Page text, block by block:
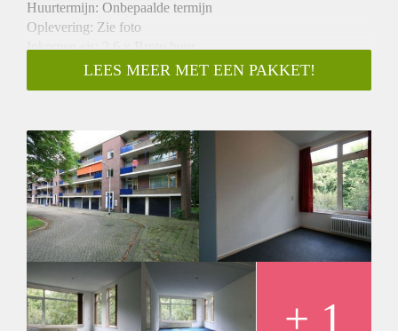
Huurtermijn: Onbepaalde termijn
Oplevering: Zie foto
Inkomen eis: 2,6 x Bruto huur
Garantiestelling mogelijk: Ja
Borg: 1 Maand
Huisdieren toegestaan: Afhankelijk van de Eigenaar
Huurtoeslag grens: Nee
Geschikt voor studenten: Afhankelijk van de Eigenaar
LEES MEER MET EEN PAKKET!
+ 1